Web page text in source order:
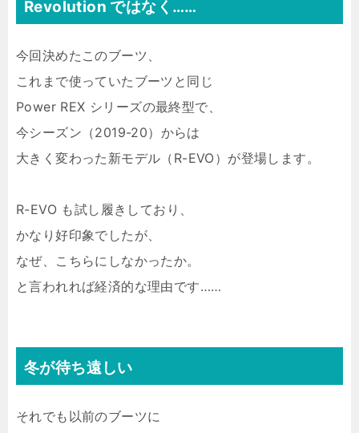
Revolution ではなく……
今回決めたこのブーツ、
これまで使っていたブーツと同じ
Power REX シリーズの最終型で、
今シーズン（2019-20）からは
大きく変わった新モデル（R-EVO）が登場します。
R-EVO も試し履きしており、
かなり好印象でしたが、
なぜ、こちらにしなかったか。
と言われれば経済的な理由です……
冬が待ち遠しい
それでも以前のブーツに